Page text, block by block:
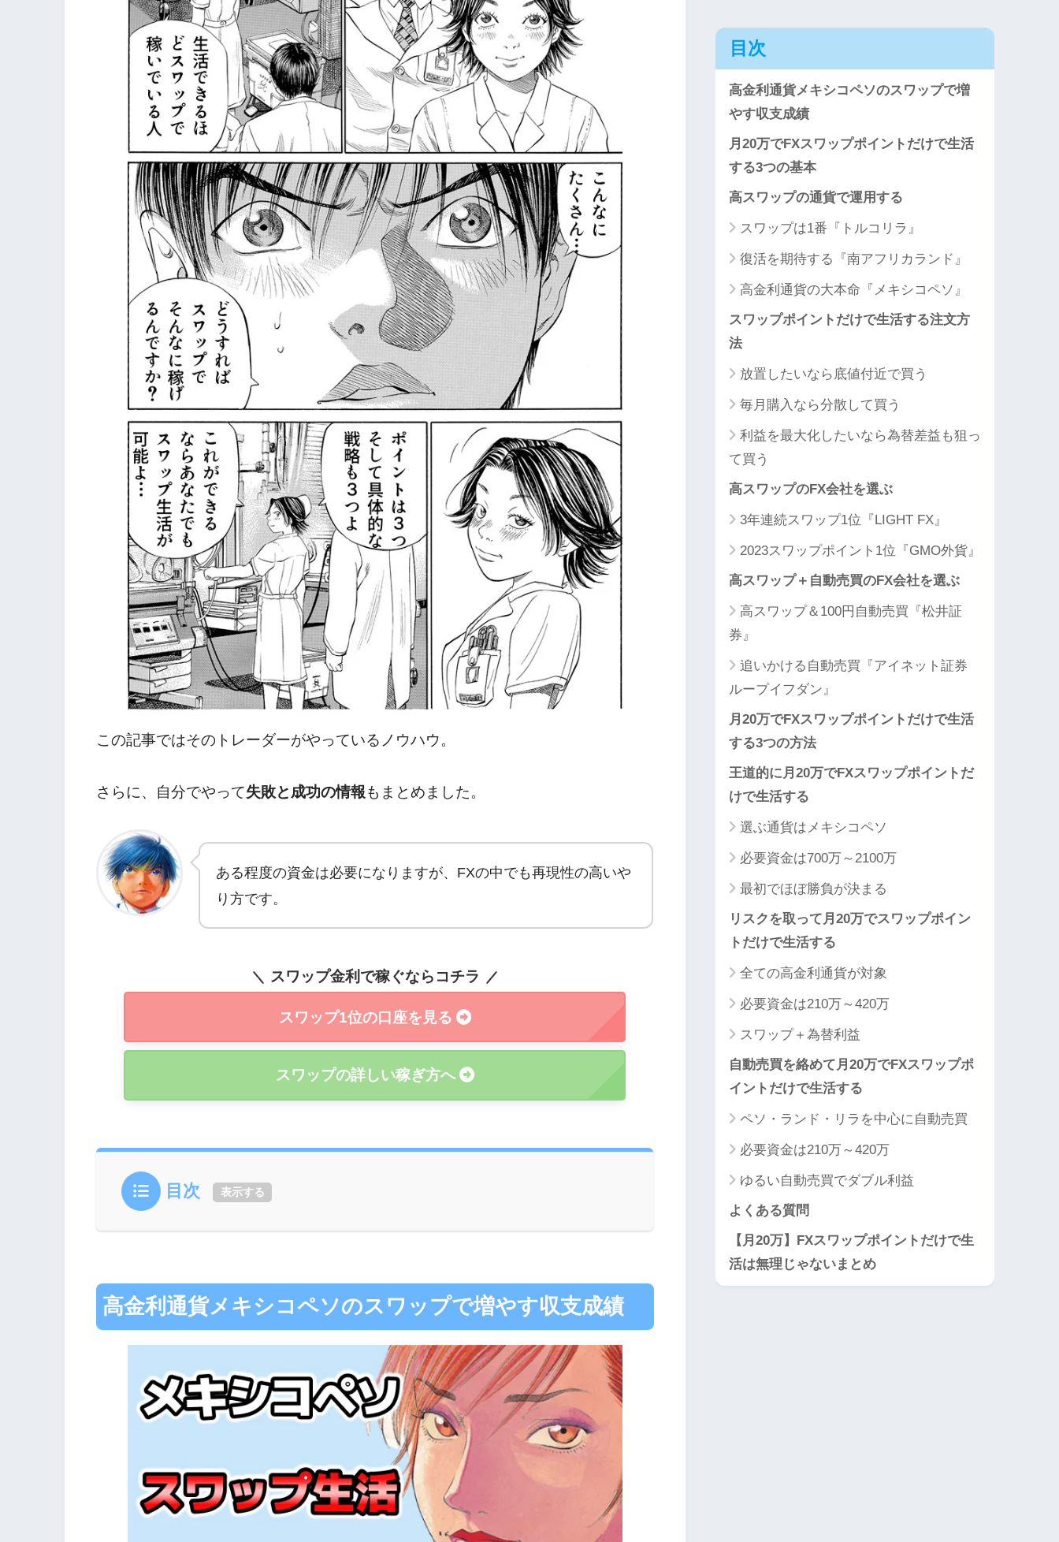
この記事ではそのトレーダーがやっているノウハウ。
さらに、自分でやって失敗と成功の情報もまとめました。
ある程度の資金は必要になりますが、FXの中でも再現性の高いや
り方です。
スワップ金利で稼ぐならコチラ
スワップ1位の口座を見る
スワップの詳しい稼ぎ方へ
目次 表示する
高金利通貨メキシコペソのスワップで増やす収支成績
目次
高金利通貨メキシコペソのスワップで増
やす収支成績
月20万でFXスワップポイントだけで生活
する3つの基本
高スワップの通貨で運用する
スワップは1番『トルコリラ』
復活を期待する『南アフリカランド』
高金利通貨の大本命『メキシコペソ』
スワップポイントだけで生活する注文方
法
放置したいなら底値付近で買う
毎月購入なら分散して買う
利益を最大化したいなら為替差益も狙っ
て買う
高スワップのFX会社を選ぶ
3年連続スワップ1位『LIGHT FX』
2023スワップポイント1位『GMO外貨』
高スワップ＋自動売買のFX会社を選ぶ
高スワップ＆100円自動売買『松井証
券』
追いかける自動売買『アイネット証券
ループイフダン』
月20万でFXスワップポイントだけで生活
する3つの方法
王道的に月20万でFXスワップポイントだ
けで生活する
選ぶ通貨はメキシコペソ
必要資金は700万～2100万
最初でほぼ勝負が決まる
リスクを取って月20万でスワップポイン
トだけで生活する
全ての高金利通貨が対象
必要資金は210万～420万
スワップ＋為替利益
自動売買を絡めて月20万でFXスワップポ
イントだけで生活する
ペソ・ランド・リラを中心に自動売買
必要資金は210万～420万
ゆるい自動売買でダブル利益
よくある質問
【月20万】FXスワップポイントだけで生
活は無理じゃないまとめ